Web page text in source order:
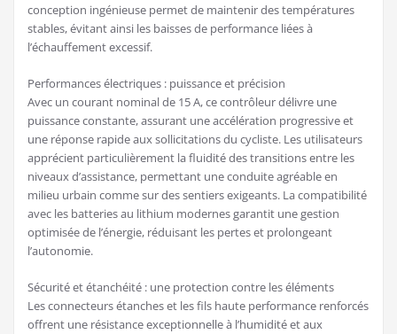
conception ingénieuse permet de maintenir des températures
stables, évitant ainsi les baisses de performance liées à
l’échauffement excessif.
Performances électriques : puissance et précision
Avec un courant nominal de 15 A, ce contrôleur délivre une
puissance constante, assurant une accélération progressive et
une réponse rapide aux sollicitations du cycliste. Les utilisateurs
apprécient particulièrement la fluidité des transitions entre les
niveaux d’assistance, permettant une conduite agréable en
milieu urbain comme sur des sentiers exigeants. La compatibilité
avec les batteries au lithium modernes garantit une gestion
optimisée de l’énergie, réduisant les pertes et prolongeant
l’autonomie.
Sécurité et étanchéité : une protection contre les éléments
Les connecteurs étanches et les fils haute performance renforcés
offrent une résistance exceptionnelle à l’humidité et aux